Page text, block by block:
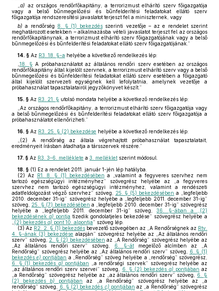
a) az országos rendőrfőkapitány, a terrorizmust elhárító szerv főigazgatója
vagy a belső bűnmegelőzési és bűnfelderítési feladatokat ellátó szerv
főigazgatója rendszeresítési javaslatot terjeszt fel a miniszternek, vagy
b) a rendőrség 8. § (1) bekezdésszerinti vezetője – az e rendelet szerint
meghatározott esetekben – alkalmazásba vételi javaslatot terjeszt fel az országos
rendőrfőkapitánynak, a terrorizmust elhárító szerv főigazgatójának vagy a belső
bűnmegelőzési és bűnfelderítési feladatokat ellátó szerv főigazgatójának.”
14. § Az R3. 18. §-a helyébe a következő rendelkezés lép:
18. § A próbahasználatot az általános rendőri szerv esetében az országos
rendőrfőkapitány által kijelölt szervnek, a terrorizmust elhárító szerv vagy a belső
bűnmegelőzési és bűnfelderítési feladatokat ellátó szerv esetében a főigazgató
által kijelölt szervezeti egységnek kell lefolytatnia, amelynek vezetője a
próbahasználat tapasztalatairól jegyzőkönyvet készít.”
15. § Az R3. 21. § utolsó mondata helyébe a következő rendelkezés lép:
„Az országos rendőrfőkapitány, a terrorizmust elhárító szerv főigazgatója vagy
a belső bűnmegelőzési és bűnfelderítési feladatokat ellátó szerv főigazgatója a
próbahasználatot ellenőrizheti.”
16. § Az R3. 25. § (2) bekezdése helyébe a következő rendelkezés lép:
„(2) A rendőrség az általa végrehajtott próbahasználat tapasztalatait,
eredményeit írásban átadhatja a társszervek részére.”
17. § Az R3. 3–6. melléklete a 3. melléklet szerint módosul.
18. § (1) Ez a rendelet 2011. január 1-jén lép hatályba.
(2) Az R1. 8. § (1) bekezdésében a „valamint a fegyveres szervhez nem
tartozó egészségügyi intézményhez” szövegrész helyébe az „a fegyveres
szervhez nem tartozó egészségügyi intézményhez, valamint a rendészeti
adatfeldolgozást végző szervhez” szöveg,
25. § (5) bekezdésében a „legfeljebb
2010. december 31-ig” szövegrész helyébe a „legfeljebb 2011. december 31-ig”
szöveg, 25. § (7) bekezdésében a „legfeljebb 2010. december 31-ig” szövegrész
helyébe a „legfeljebb 2011. december 31-ig” szöveg,36. §-ában a „(2)
bekezdésének a) pontja tizedik gondolatjeles bekezdése” szövegrész helyébe a
(2) bekezdés a) pont 10. alpontja” szöveg lép.
(3) Az R2. 2. § (1) bekezdés bevezető szövegében az „A Rendőrségnek az Rtv.
4. §-ának (3) bekezdése alapján” szövegrész helyébe az „Az általános rendőri
szerv” szöveg, 2. § (2) bekezdésében az „A Rendőrség” szövegrész helyébe az
„Az általános rendőri szerv” szöveg, 6. §-átmegelőző alcímben az „A
Rendőrség” szövegrész helyébe az „Az általános rendőri szerv” szöveg,
6. § (1)
bekezdése) pontjában a „Rendőrség” szöveg helyébe a „rendőrség” szövegrész,
6. § (1) bekezdés g) pontjában „a rendőrségi szervek” szövegrész helyébe az
„az általános rendőri szerv szervei” szöveg,
6. § (2) bekezdés a) pontjában az
„a Rendőrség” szövegrész helyébe az „az általános rendőri szerv” szöveg, 6. §
(2) bekezdésb) pontjában
az „a Rendőrség” szövegrész helyébe az „a
rendőrség” szöveg,
6. § (2) bekezdés c) pontjában az „a Rendőrség” szövegrész